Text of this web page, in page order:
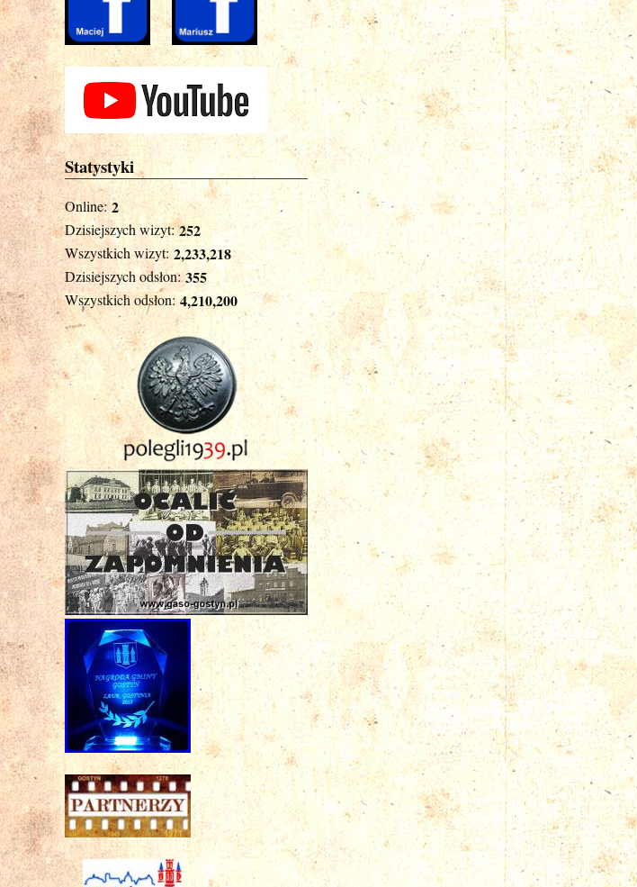
Statystyki
Online: 2
Dzisiejszych wizyt: 252
Wszystkich wizyt: 2,233,218
Dzisiejszych odsłon: 355
Wszystkich odsłon: 4,210,200